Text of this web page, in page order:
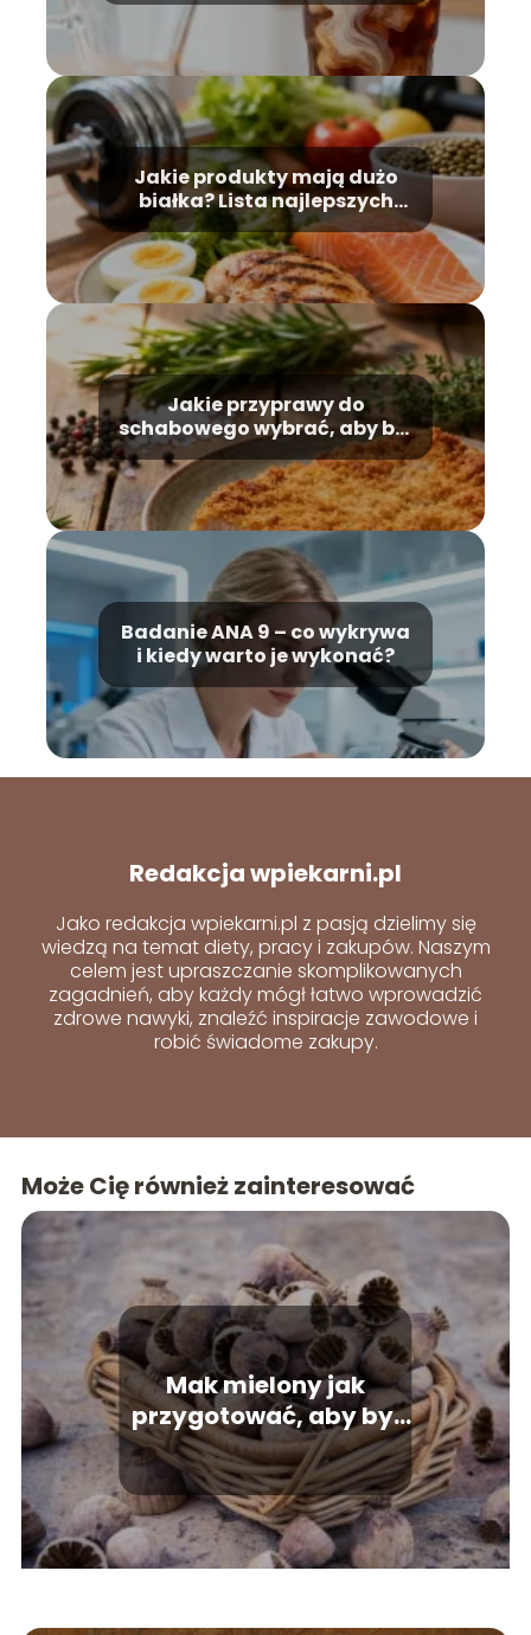
Jakie produkty mają dużo
białka? Lista najlepszych
źródeł
Jakie przyprawy do
schabowego wybrać, aby był
idealny?
Badanie ANA 9 – co wykrywa
i kiedy warto je wykonać?
Redakcja wpiekarni.pl
Jako redakcja wpiekarni.pl z pasją dzielimy się
wiedzą na temat diety, pracy i zakupów. Naszym
celem jest upraszczanie skomplikowanych
zagadnień, aby każdy mógł łatwo wprowadzić
zdrowe nawyki, znaleźć inspiracje zawodowe i
robić świadome zakupy.
Może Cię również zainteresować
Mak mielony jak
przygotować, aby był
smaczny?